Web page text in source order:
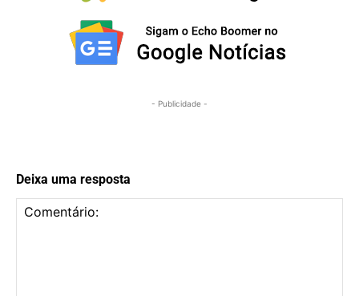
- Publicidade -
Deixa uma resposta